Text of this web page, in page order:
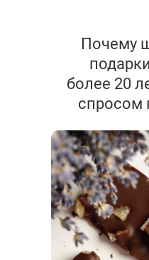
Почему
более 20
спросом